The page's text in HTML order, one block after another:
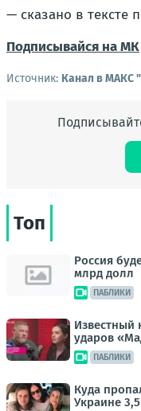
— сказано в тексте
Подписывайся на МК
Источник: Канал в МАКС
Топ
Россия
млрд долл
ПАБЛИКИ
Известный
ударов
ПАБЛИКИ
Куда
Украине